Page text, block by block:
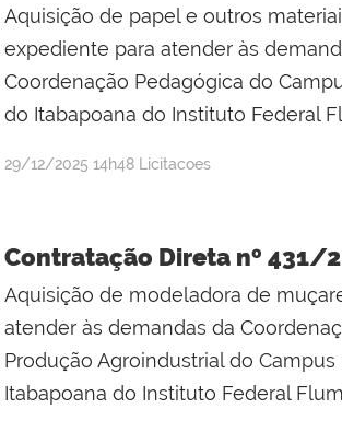
Aquisição de papel e outros
expediente para atender às
Coordenação Pedagógica do
do Itabapoana do Instituto Federal
por
Mineiro
publicado
29/12/2025 14h48 Licitacoes
Contratação Direta nº 431/
Aquisição de modeladora de
atender às demandas da
Produção Agroindustrial do
Itabapoana do Instituto Federal